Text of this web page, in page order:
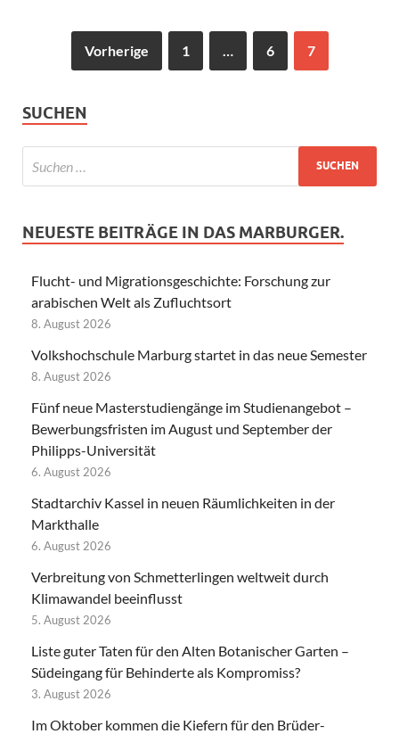
Vorherige 1 … 6 7
SUCHEN
NEUESTE BEITRÄGE IN DAS MARBURGER.
Flucht- und Migrationsgeschichte: Forschung zur
arabischen Welt als Zufluchtsort
8. August 2026
Volkshochschule Marburg startet in das neue Semester
8. August 2026
Fünf neue Masterstudiengänge im Studienangebot –
Bewerbungsfristen im August und September der
Philipps-Universität
6. August 2026
Stadtarchiv Kassel in neuen Räumlichkeiten in der
Markthalle
6. August 2026
Verbreitung von Schmetterlingen weltweit durch
Klimawandel beeinflusst
5. August 2026
Liste guter Taten für den Alten Botanischer Garten –
Südeingang für Behinderte als Kompromiss?
3. August 2026
Im Oktober kommen die Kiefern für den Brüder-